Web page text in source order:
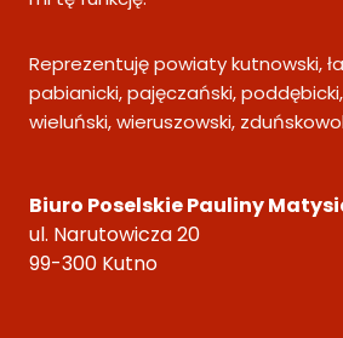
Reprezentuję powiaty kutnowski,
pabianicki, pajęczański,
wieluński, wieruszowski,
Biuro Poselskie Pauliny
ul. Narutowicza 20
99-300 Kutno